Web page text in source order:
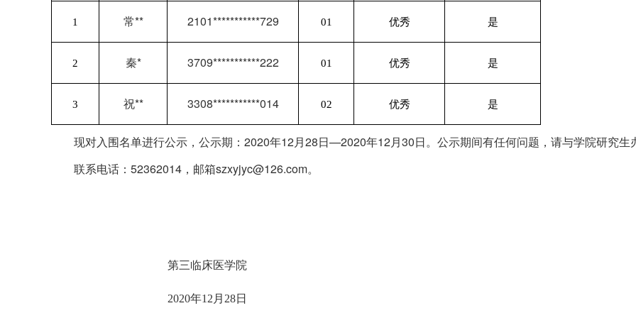
1 常** 2101***********729 01 优秀 是
2 秦* 3709***********222 01 优秀 是
3 祝** 3308***********014 02 优秀 是
现对入围名单进行公示，公示期：2020年12月28日—2020年12月30日。公示期间有任何问题，请与学院研究生
联系电话：52362014，邮箱szxyjyc@126.com。
第三临床医学院
2020年12月28日